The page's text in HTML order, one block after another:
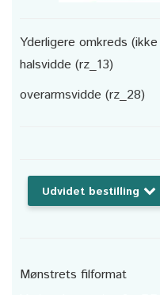
Yderligere omkreds
halsvidde (rz_13)
overarmsvidde (rz_28)
Udvidet bestilling
Mønstrets filformat